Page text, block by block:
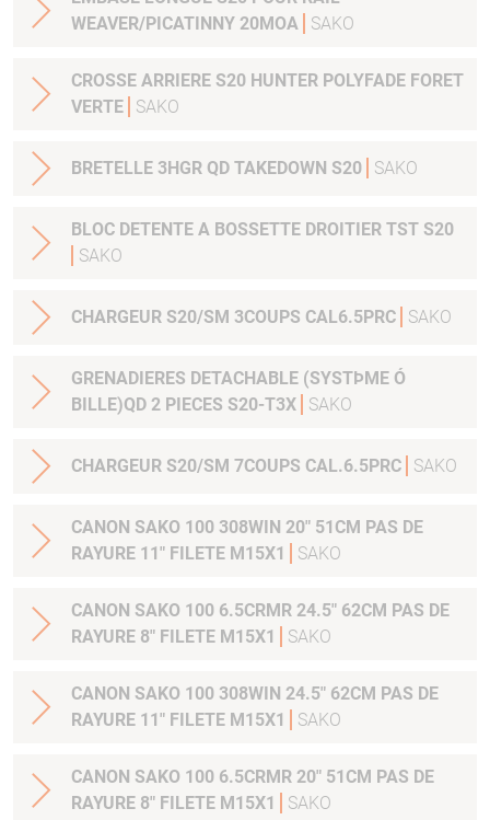
WEAVER/PICATINNY 20MOA
SAKO
CROSSE ARRIERE S20 HUNTER POLYFADE FORET
VERTE
SAKO
BRETELLE 3HGR QD TAKEDOWN S20 SAKO
BLOC DETENTE A BOSSETTE DROITIER TST S20
SAKO
CHARGEUR S20/SM 3COUPS CAL6.5PRC SAKO
GRENADIERES DETACHABLE (SYSTÞME Ó
BILLE)QD 2 PIECES S20-T3X
SAKO
CHARGEUR S20/SM 7COUPS CAL.6.5PRC SAKO
CANON SAKO 100 308WIN 20" 51CM PAS DE
RAYURE 11" FILETE M15X1
SAKO
CANON SAKO 100 6.5CRMR 24.5" 62CM PAS DE
RAYURE 8" FILETE M15X1
SAKO
CANON SAKO 100 308WIN 24.5" 62CM PAS DE
RAYURE 11" FILETE M15X1
SAKO
CANON SAKO 100 6.5CRMR 20" 51CM PAS DE
RAYURE 8" FILETE M15X1
SAKO